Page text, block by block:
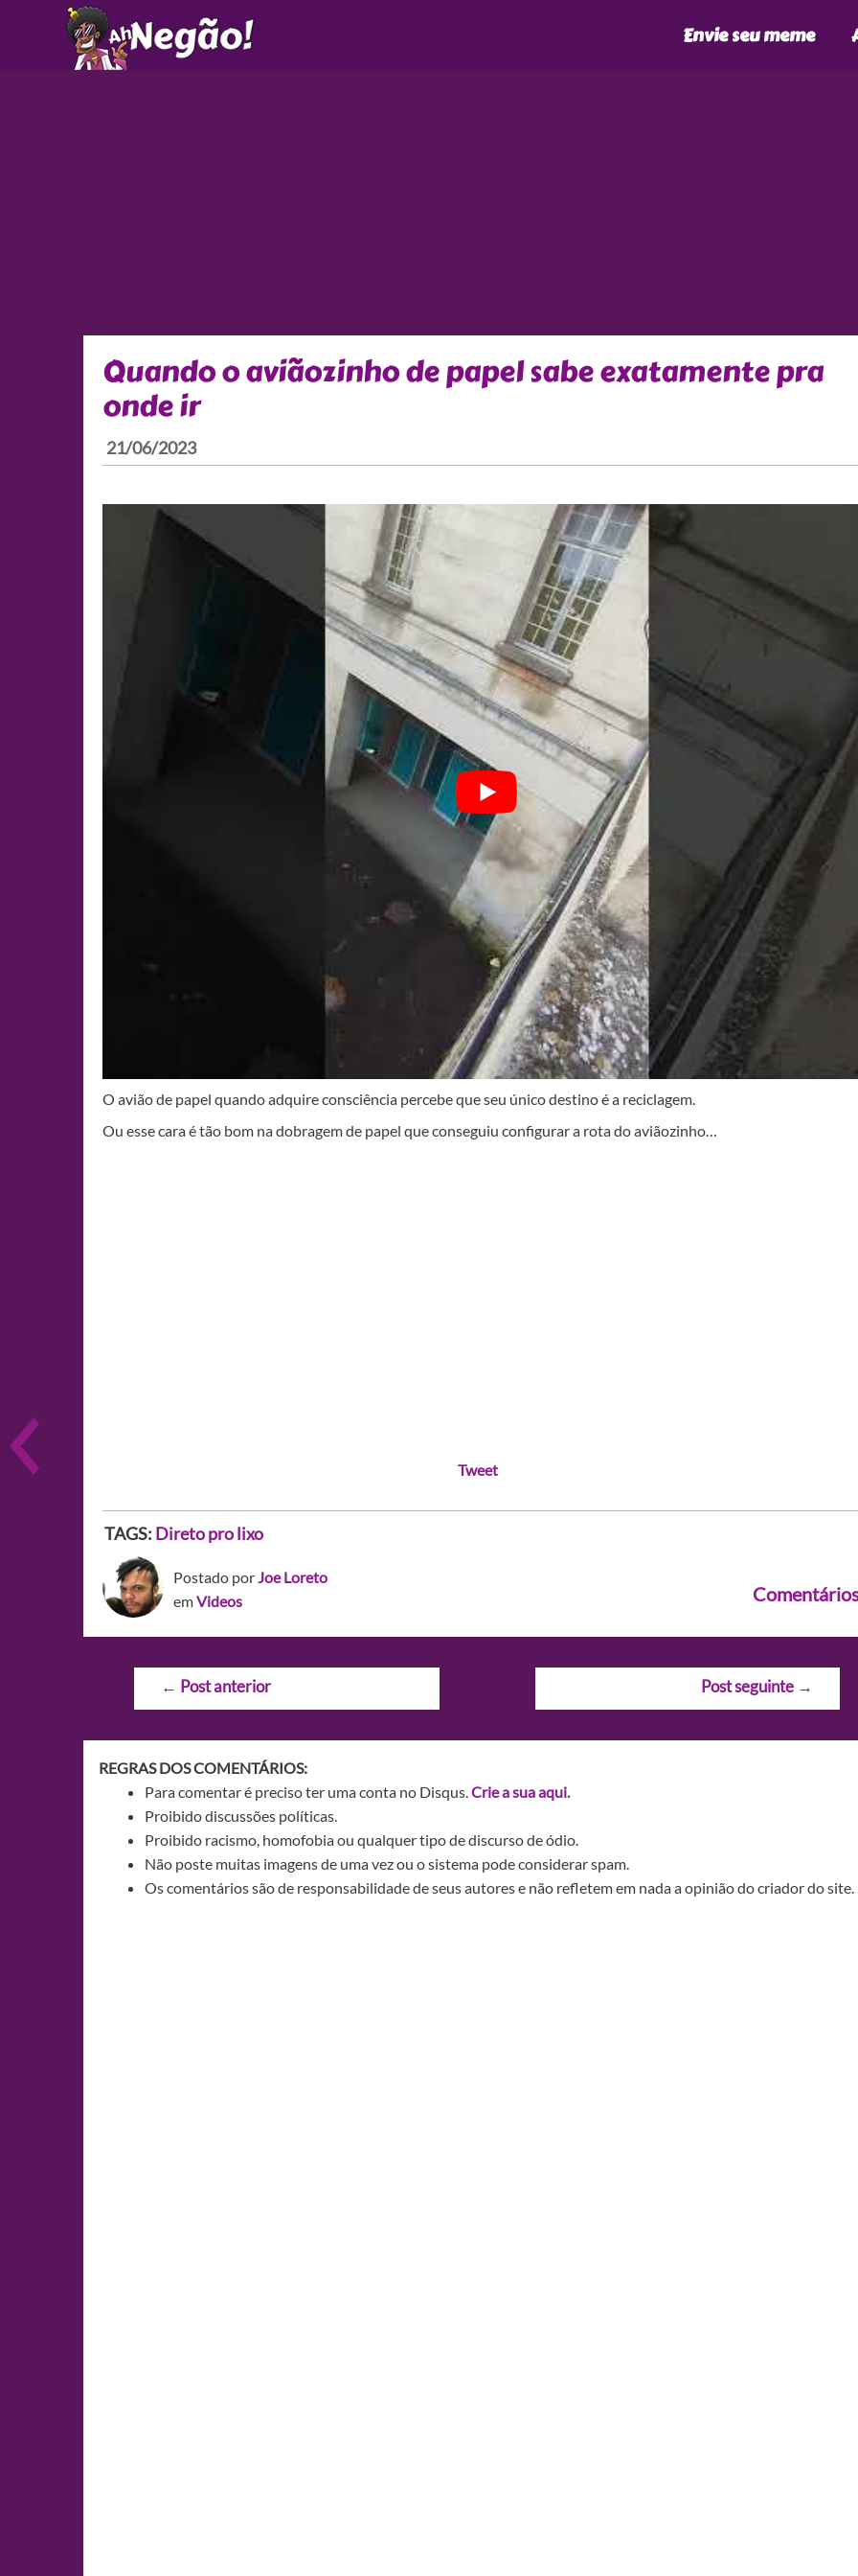
Envie seu meme
Quando o aviãozinho de papel sabe exatamente pra
onde ir
21/06/2023
O avião de papel quando adquire consciência percebe que seu único destino é a reciclagem.
Ou esse cara é tão bom na dobragem de papel que conseguiu configurar a rota do aviãozinho…
Tweet
TAGS: Direto pro lixo
Postado porJoe Loreto
emVideos
Navegação
← Post anterior Post seguinte →
REGRAS DOS COMENTÁRIOS:
Para comentar é preciso ter uma conta no Disqus.Crie a sua aqui.
Proibido discussões políticas.
Proibido racismo, homofobia ou qualquer tipo de discurso de ódio.
Não poste muitas imagens de uma vez ou o sistema pode considerar spam.
Os comentários são de responsabilidade de seus autores e não refletem em nada a opinião do criador do site.